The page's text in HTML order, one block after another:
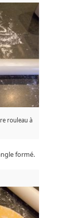
rouleau à
formé.